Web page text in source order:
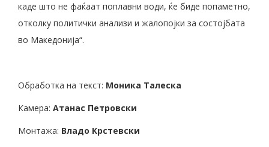
каде што не фаќаат поплавни води, ќе биде попаметно,
отколку политички анализи и жалопојки за состојбата
во Македонија“.
Обработка на текст: Моника Талеска
Камера: Атанас Петровски
Монтажа: Владо Крстевски